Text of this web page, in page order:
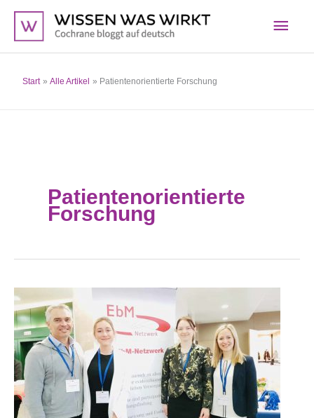
Inhalt
springen
Start Alle Artikel Patientenorientierte Forschung
Patientenorientierte
Forschung